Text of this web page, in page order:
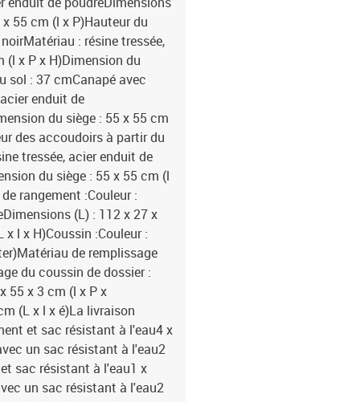
55 cm (l x P)Hauteur du
: résine tressée,
(l x P x H)Dimension du
sol : 37 cmCanapé avec
enduit de
du siège : 55 x 55 cm
des accoudoirs à partir du
tressée, acier enduit de
du siège : 55 x 55 cm (l
rangement :Couleur :
(L) : 112 x 27 x
l x H)Coussin :Couleur :
de remplissage
du coussin de dossier :
55 x 3 cm (l x P x
(L x l x é)La livraison
et sac résistant à l'eau4 x
un sac résistant à l'eau2
sac résistant à l'eau1 x
un sac résistant à l'eau2